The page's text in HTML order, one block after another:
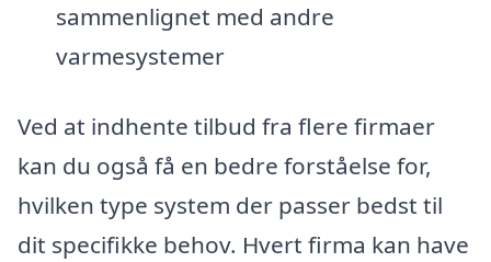
sammenlignet med andre
varmesystemer
Ved at indhente tilbud fra flere firmaer
kan du også få en bedre forståelse for,
hvilken type system der passer bedst til
dit specifikke behov. Hvert firma kan have